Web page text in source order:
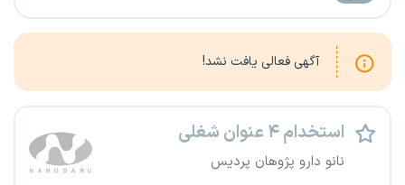
آگهی فعالی یافت نشد!
استخدام ۴ عنوان شغلی
نانو دارو پژوهان پردیس